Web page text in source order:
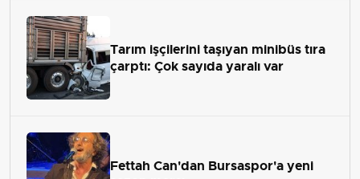
Tarım işçilerini taşıyan minibüs tıra
çarptı: Çok sayıda yaralı var
Fettah Can'dan Bursaspor'a yeni